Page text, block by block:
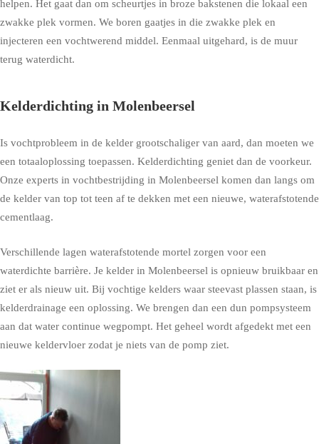
helpen. Het gaat dan om scheurtjes in broze bakstenen die lokaal een
zwakke plek vormen. We boren gaatjes in die zwakke plek en
injecteren een vochtwerend middel. Eenmaal uitgehard, is de muur
terug waterdicht.
Kelderdichting in Molenbeersel
Is vochtprobleem in de kelder grootschaliger van aard, dan moeten we
een totaaloplossing toepassen. Kelderdichting geniet dan de voorkeur.
Onze experts in vochtbestrijding in Molenbeersel komen dan langs om
de kelder van top tot teen af te dekken met een nieuwe, waterafstotende
cementlaag.
Verschillende lagen waterafstotende mortel zorgen voor een
waterdichte barrière. Je kelder in Molenbeersel is opnieuw bruikbaar en
ziet er als nieuw uit. Bij vochtige kelders waar steevast plassen staan, is
kelderdrainage een oplossing. We brengen dan een dun pompsysteem
aan dat water continue wegpompt. Het geheel wordt afgedekt met een
nieuwe keldervloer zodat je niets van de pomp ziet.